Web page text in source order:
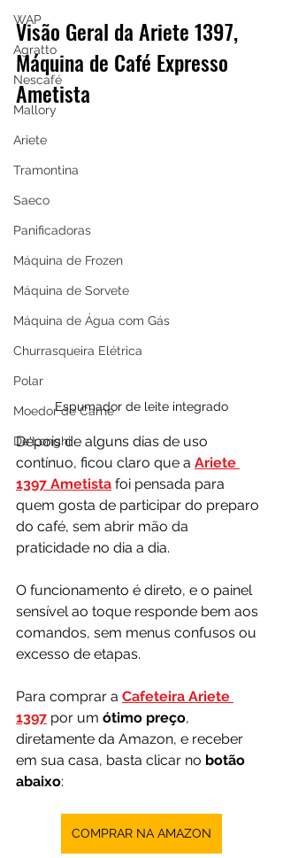
WAP
Agratto
Nescafé
Mallory
Ariete
Tramontina
Saeco
Panificadoras
Máquina de Frozen
Máquina de Sorvete
Máquina de Água com Gás
Churrasqueira Elétrica
Polar
Moedor de Carne
De'Longhi
Visão Geral da Ariete 1397,
Máquina de Café Expresso
Ametista
Espumador de leite integrado
Depois de alguns dias de uso
contínuo, ficou claro que a Ariete
1397 Ametista foi pensada para
quem gosta de participar do preparo
do café, sem abrir mão da
praticidade no dia a dia.
O funcionamento é direto, e o painel
sensível ao toque responde bem aos
comandos, sem menus confusos ou
excesso de etapas.
Para comprar a Cafeteira Ariete
1397 por um ótimo preço,
diretamente da Amazon, e receber
em sua casa, basta clicar no botão
abaixo:
COMPRAR NA AMAZON